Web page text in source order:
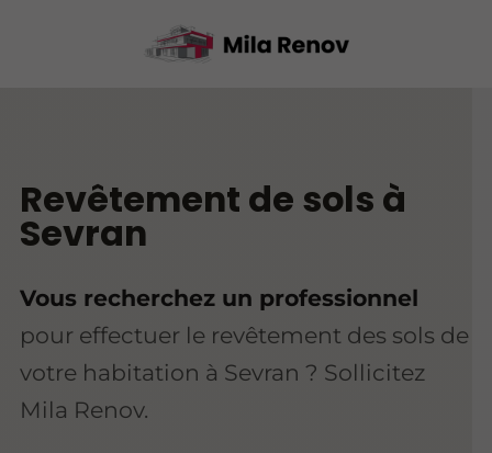
Revêtement de sols à
Sevran
Vous recherchez un professionnel
pour effectuer le revêtement des sols de
votre habitation à Sevran ? Sollicitez
Mila Renov.